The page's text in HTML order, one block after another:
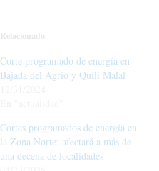
Relacionado
Corte programado de energía en
Bajada del Agrio y Quili Malal
Cortes programados de energía en
la Zona Norte: afectará a más de
una decena de localidades